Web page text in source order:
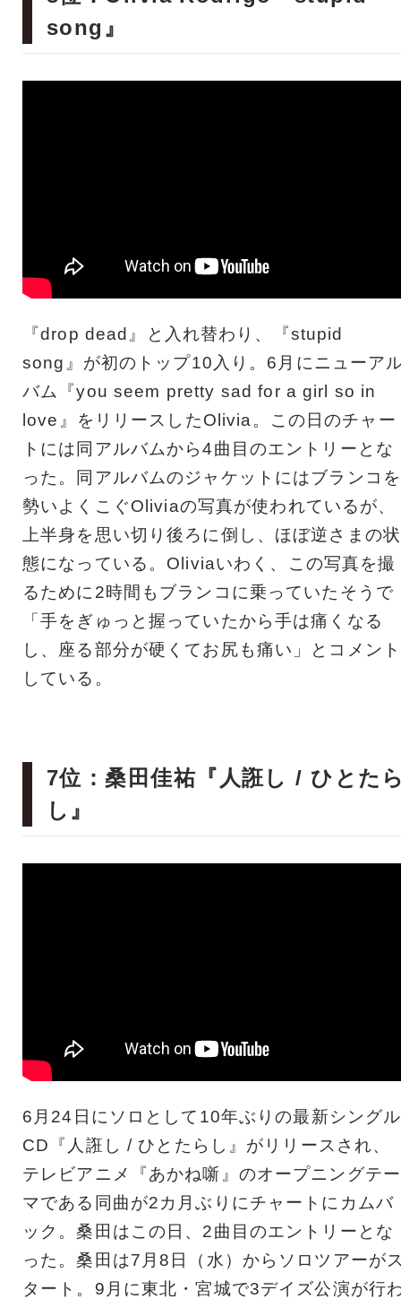
song』
『drop dead』と入れ替わり、『stupid
song』が初のトップ10入り。6月にニューア
バム『you seem pretty sad for a girl so in
love』をリリースしたOlivia。この日のチャー
トには同アルバムから4曲目のエントリーとな
った。同アルバムのジャケットにはブランコを
勢いよくこぐOliviaの写真が使われているが、
上半身を思い切り後ろに倒し、ほぼ逆さまの状
態になっている。Oliviaいわく、この写真を撮
るために2時間もブランコに乗っていたそうで
「手をぎゅっと握っていたから手は痛くなる
し、座る部分が硬くてお尻も痛い」とコメント
している。
7位：桑田佳祐『人誑し / ひとた
し』
6月24日にソロとして10年ぶりの最新シングル
CD『人誑し / ひとたらし』がリリースされ、
テレビアニメ『あかね噺』のオープニングテー
マである同曲が2カ月ぶりにチャートにカムバ
ック。桑田はこの日、2曲目のエントリーとな
った。桑田は7月8日（水）からソロツアーが
タート。9月に東北・宮城で3デイズ公演が行